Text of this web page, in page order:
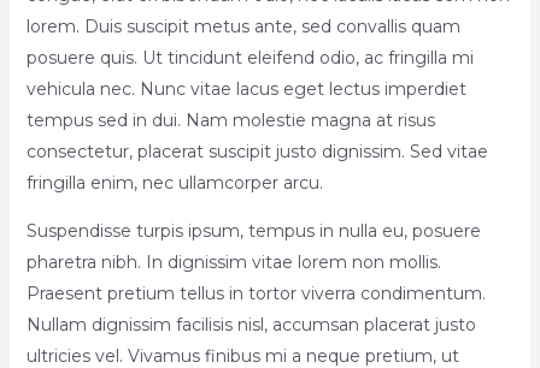
lorem. Duis suscipit metus ante, sed convallis quam
posuere quis. Ut tincidunt eleifend odio, ac fringilla mi
vehicula nec. Nunc vitae lacus eget lectus imperdiet
tempus sed in dui. Nam molestie magna at risus
consectetur, placerat suscipit justo dignissim. Sed vitae
fringilla enim, nec ullamcorper arcu.
Suspendisse turpis ipsum, tempus in nulla eu, posuere
pharetra nibh. In dignissim vitae lorem non mollis.
Praesent pretium tellus in tortor viverra condimentum.
Nullam dignissim facilisis nisl, accumsan placerat justo
ultricies vel. Vivamus finibus mi a neque pretium, ut